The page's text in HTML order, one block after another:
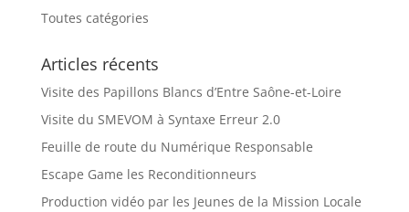
Toutes catégories
Articles récents
Visite des Papillons Blancs d’Entre Saône-et-Loire
Visite du SMEVOM à Syntaxe Erreur 2.0
Feuille de route du Numérique Responsable
Escape Game les Reconditionneurs
Production vidéo par les Jeunes de la Mission Locale